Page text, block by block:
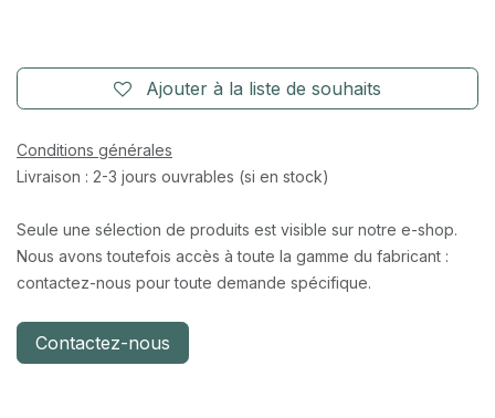
Ajouter à la liste de souhaits
Conditions générales
Livraison : 2-3 jours ouvrables (si en stock)
Seule une sélection de produits est visible sur notre e-shop.
Nous avons toutefois accès à toute la gamme du fabricant :
contactez-nous pour toute demande spécifique.
Contactez-nous